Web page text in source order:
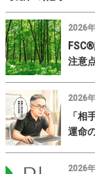
2026
注意
2026
「相
運命
2026